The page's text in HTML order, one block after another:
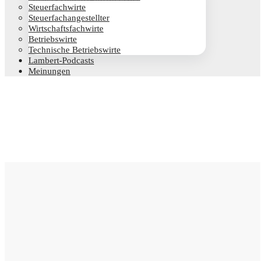
Steu­er­fach­wir­te
Steu­er­fach­an­ge­stell­ter
Wirt­schafts­fach­wir­te
Betriebs­wir­te
Tech­ni­sche Betriebswirte
Lam­­bert-Pod­­casts
Mei­nun­gen